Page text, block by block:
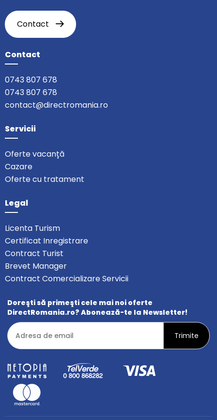
Contact
Contact
0743 807 678
0743 807 678
contact@directromania.ro
Servicii
Oferte vacanță
Cazare
Oferte cu tratament
Legal
Licenta Turism
Certificat Inregistrare
Contract Turist
Brevet Manager
Contract Comercializare Servicii
Doreşti să primeşti cele mai noi oferte
DirectRomania.ro? Abonează-te la Newsletter!